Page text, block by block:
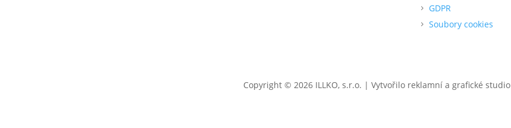
GDPR
Soubory cookies
Copyright © 2026 ILLKO, s.r.o. | Vytvořilo reklamní a grafické studio